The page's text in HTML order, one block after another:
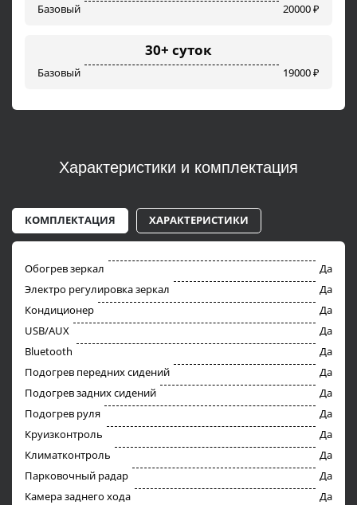
Базовый 20000 ₽
30+ суток
Базовый 19000 ₽
Характеристики и комплектация
КОМПЛЕКТАЦИЯ ХАРАКТЕРИСТИКИ
Обогрев зеркал
Да
Электро регулировка зеркал
Да
Кондиционер
Да
USB/AUX
Да
Bluetooth
Да
Подогрев передних сидений
Да
Подогрев задних сидений
Да
Подогрев руля
Да
Круизконтроль
Да
Климатконтроль
Да
Парковочный радар
Да
Камера заднего хода
Да